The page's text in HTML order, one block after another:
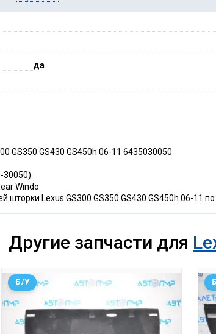
да
GS350 GS430 GS450h 06-11 6435030050
30050)
Windo
Lexus GS300 GS350 GS430 GS450h 06-11
Другие запчасти для
Б/У